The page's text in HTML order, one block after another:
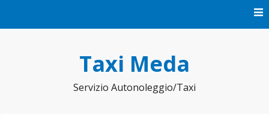
Taxi Meda
Servizio Autonoleggio/Taxi